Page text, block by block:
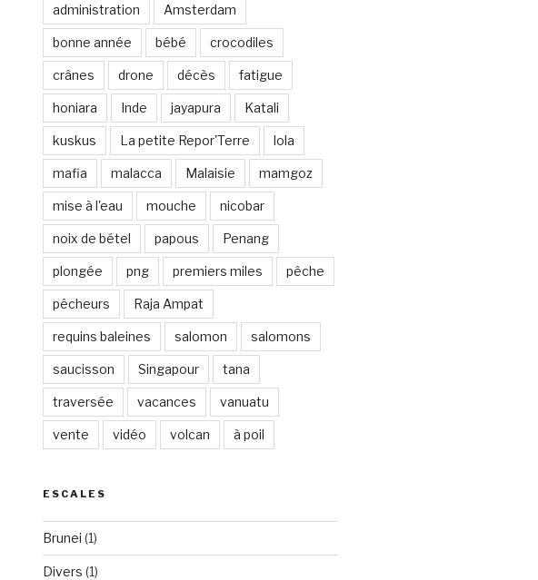
administration Amsterdam
bonne année bébé crocodiles
crânes drone décès fatigue
honiara Inde jayapura Katali
kuskus La petite Repor'Terre lola
mafia malacca Malaisie mamgoz
mise à l'eau mouche nicobar
noix de bétel papous Penang
plongée png premiers miles pêche
pêcheurs Raja Ampat
requins baleines salomon salomons
saucisson Singapour tana
traversée vacances vanuatu
vente vidéo volcan à poil
ESCALES
Brunei (1)
Divers (1)